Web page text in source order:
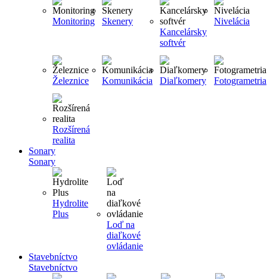
Monitoring
Skenery
Kancelársky
softvér
Nivelácia
Železnice Komunikácia Diaľkomery Fotogrametria
Rozšírená
realita
Sonary
Sonary
Hydrolite
Plus
Loď na
diaľkové
ovládanie
Stavebníctvo
Stavebníctvo